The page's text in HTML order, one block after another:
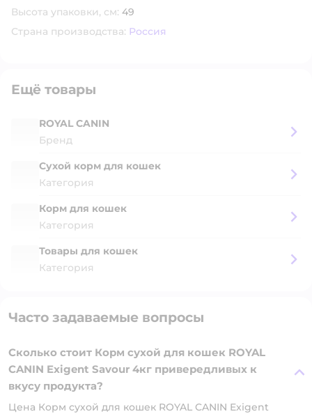
Высота упаковки, см: 49
Страна производства: Россия
Ещё товары
ROYAL CANIN
Бренд
Сухой корм для кошек
Категория
Корм для кошек
Категория
Товары для кошек
Категория
Часто задаваемые вопросы
Сколько стоит Корм сухой для кошек ROYAL
CANIN Exigent Savour 4кг привередливых к
вкусу продукта?
Цена Корм сухой для кошек ROYAL CANIN Exigent